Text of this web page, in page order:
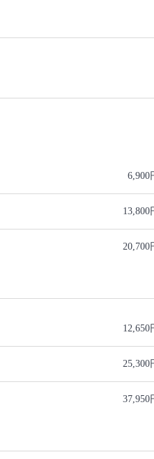
6,900
13,800
20,700
12,650
25,300
37,950